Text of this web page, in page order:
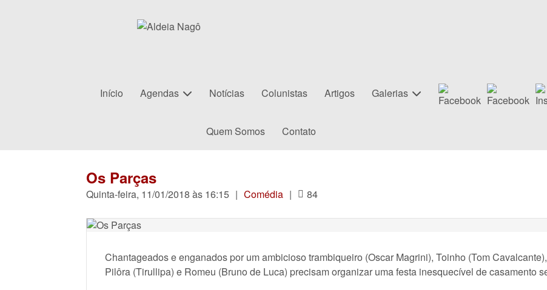
Início Agendas Notícias Colunistas Artigos Galerias
Quem Somos Contato
Os Parças
Quinta-feira, 11/01/2018 às 16:15 | Comédia | 84
Chantageados e enganados por um ambicioso trambiqueiro (Oscar Magrini), Toinho (Tom
Pilôra (Tirullipa) e Romeu (Bruno de Luca) precisam organizar uma festa inesquecível de casamento